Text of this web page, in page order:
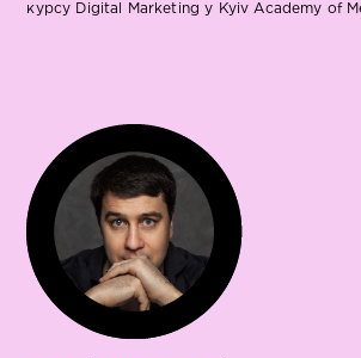
курсу Digital Marketing у Kyiv Academy of